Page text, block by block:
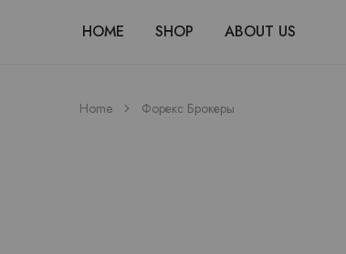
HOME SHOP ABOUT US
Home Форекс Брокеры